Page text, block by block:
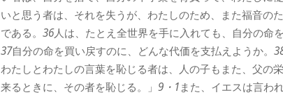
いと思う者は、それを失うが、わたしのため、また福音の
である。 36人は、たとえ全世界を手に入れても、自分の命
37自分の命を買い戻すのに、どんな代価を支払えようか。
わたしとわたしの言葉を恥じる者は、人の子もまた、父の
来るときに、その者を恥じる。」 9・1また、イエスは言わ